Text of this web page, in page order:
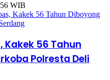
WIB
Kakek 56 Tahun
Polresta Deli